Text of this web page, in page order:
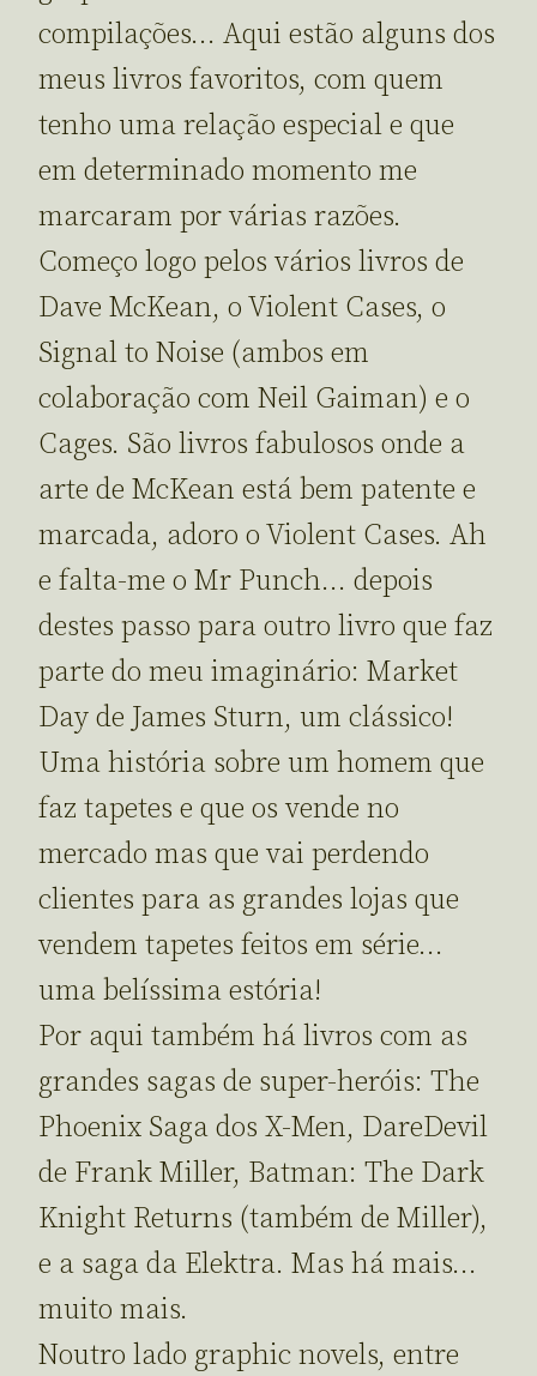
compilações… Aqui estão alguns dos
meus livros favoritos, com quem
tenho uma relação especial e que
em determinado momento me
marcaram por várias razões.
Começo logo pelos vários livros de
Dave McKean, o Violent Cases, o
Signal to Noise (ambos em
colaboração com Neil Gaiman) e o
Cages. São livros fabulosos onde a
arte de McKean está bem patente e
marcada, adoro o Violent Cases. Ah
e falta-me o Mr Punch… depois
destes passo para outro livro que faz
parte do meu imaginário: Market
Day de James Sturn, um clássico!
Uma história sobre um homem que
faz tapetes e que os vende no
mercado mas que vai perdendo
clientes para as grandes lojas que
vendem tapetes feitos em série…
uma belíssima estória!
Por aqui também há livros com as
grandes sagas de super-heróis: The
Phoenix Saga dos X-Men, DareDevil
de Frank Miller, Batman: The Dark
Knight Returns (também de Miller),
e a saga da Elektra. Mas há mais…
muito mais.
Noutro lado graphic novels, entre